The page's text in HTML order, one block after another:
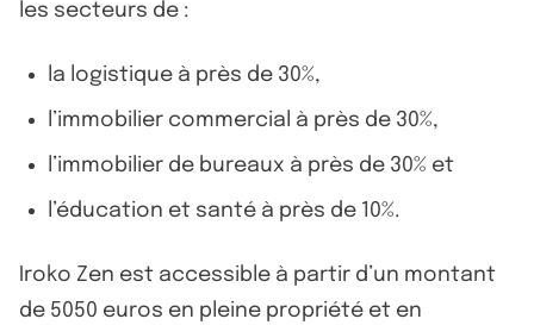
les secteurs de :
la logistique à près de 30%,
l’immobilier commercial à près de 30%,
l’immobilier de bureaux à près de 30% et
l’éducation et santé à près de 10%.
Iroko Zen est accessible à partir d’un montant
de 5050 euros en pleine propriété et en